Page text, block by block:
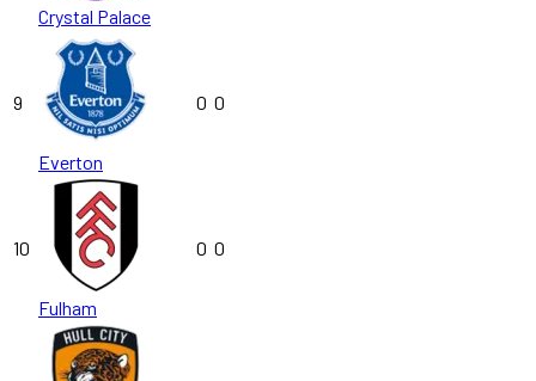
Crystal Palace
9
Everton
0 0
10
Fulham
0 0